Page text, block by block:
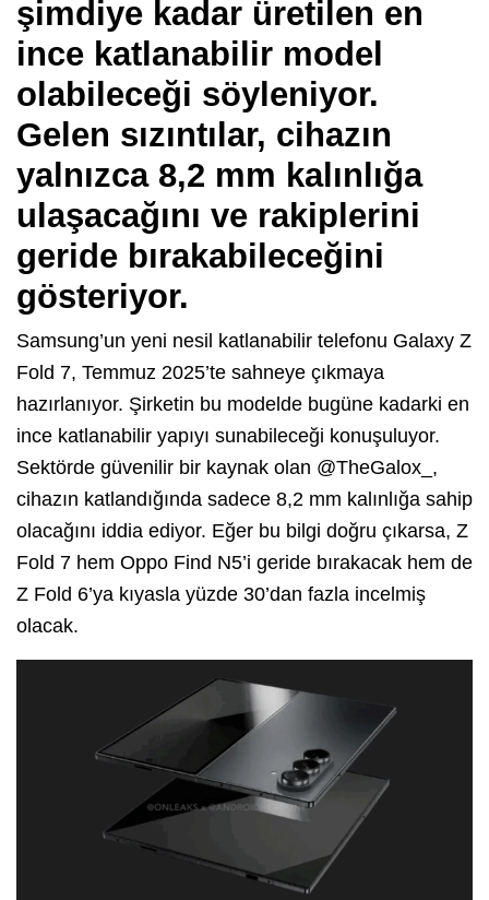
şimdiye kadar üretilen en
ince katlanabilir model
olabileceği söyleniyor.
Gelen sızıntılar, cihazın
yalnızca 8,2 mm kalınlığa
ulaşacağını ve rakiplerini
geride bırakabileceğini
gösteriyor.
Samsung’un yeni nesil katlanabilir telefonu Galaxy Z
Fold 7, Temmuz 2025’te sahneye çıkmaya
hazırlanıyor. Şirketin bu modelde bugüne kadarki en
ince katlanabilir yapıyı sunabileceği konuşuluyor.
Sektörde güvenilir bir kaynak olan @TheGalox_,
cihazın katlandığında sadece 8,2 mm kalınlığa sahip
olacağını iddia ediyor. Eğer bu bilgi doğru çıkarsa, Z
Fold 7 hem Oppo Find N5’i geride bırakacak hem de
Z Fold 6’ya kıyasla yüzde 30’dan fazla incelmiş
olacak.